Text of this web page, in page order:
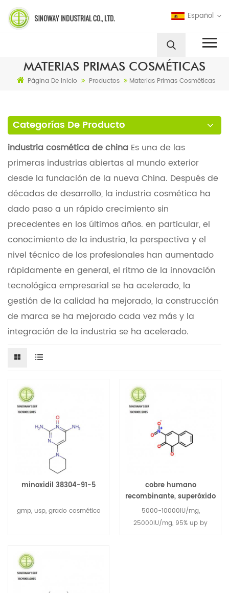
Español
MATERIAS PRIMAS COSMÉTICAS
Página De Inicio Productos Materias Primas Cosméticas
Categorías De Producto
industria cosmética de china Es una de las
primeras industrias abiertas al mundo exterior
desde la fundación de la nueva China. Después de
décadas de desarrollo, la industria cosmética ha
dado paso a un rápido crecimiento sin
precedentes en los últimos años. en particular, el
conocimiento de la industria, la perspectiva y el
nivel técnico de los profesionales han aumentado
rápidamente en general, el ritmo de la innovación
tecnológica empresarial se ha acelerado, la
gestión de la calidad ha mejorado, la construcción
de marca se ha mejorado cada vez más y la
integración de la industria se ha acelerado.
minoxidil 38304-91-5
gmp, usp, grado cosmético
cobre humano
recombinante, superóxido
de zinc dismutasa rh-cu,
zn-sod 9054-89-1
5000-10000IU/mg,
25000IU/mg, 95% up by